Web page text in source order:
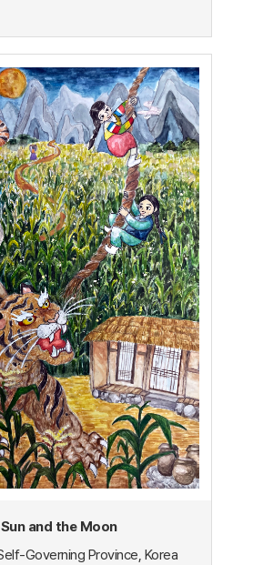
and the Moon
Governing Province, Korea